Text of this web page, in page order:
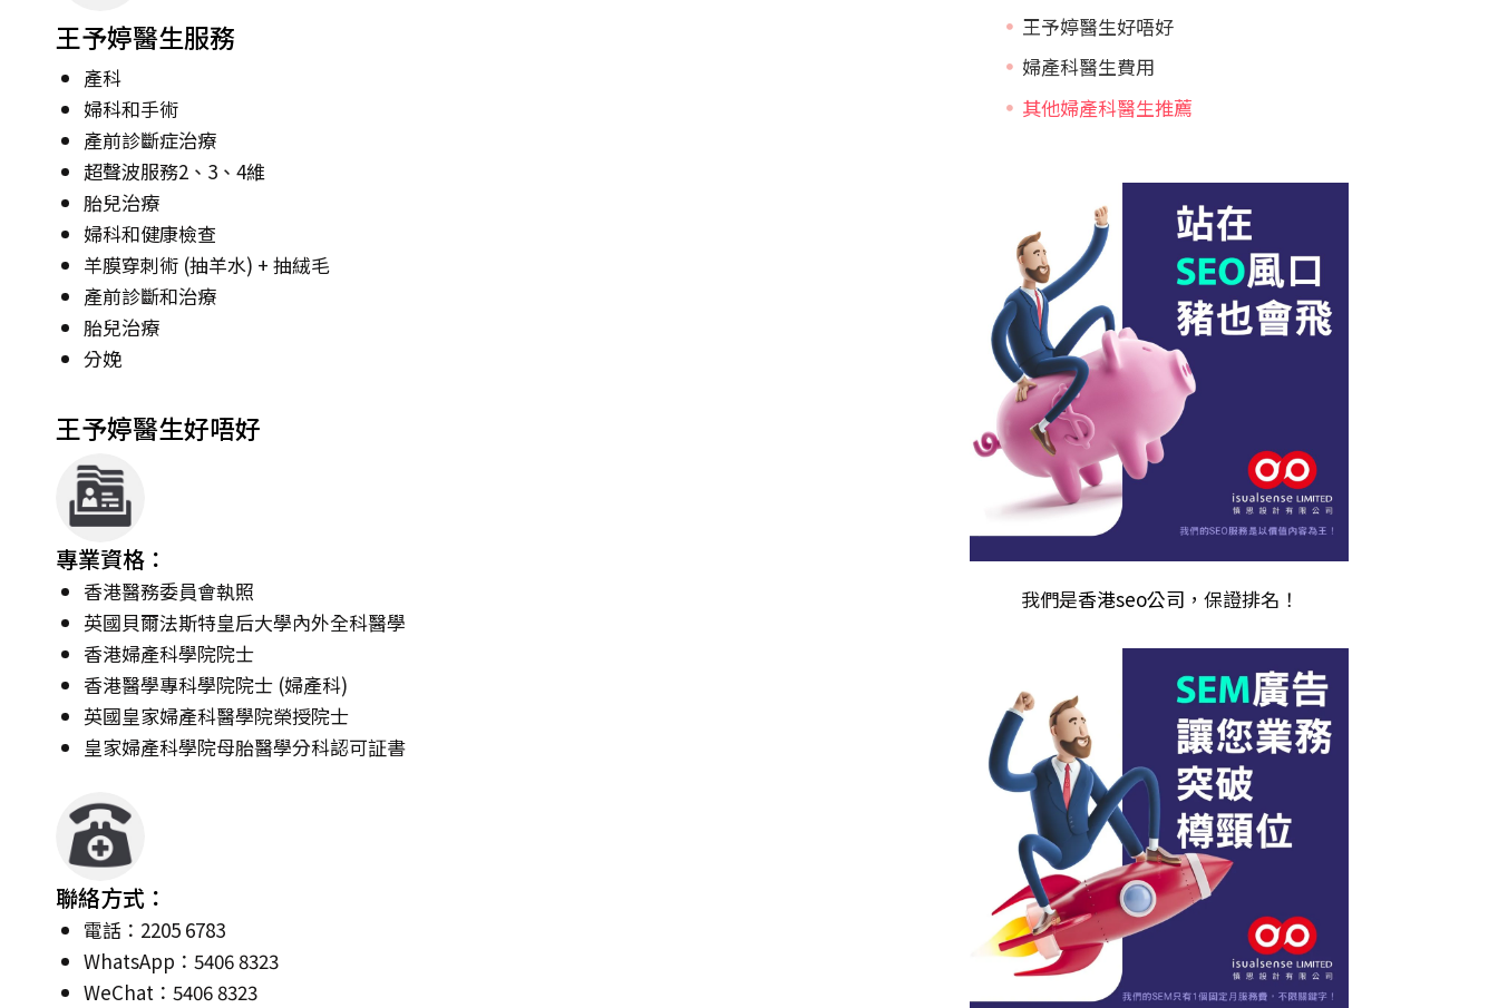
王予婷醫生服務
產科
婦科和手術
產前診斷症治療
超聲波服務2、3、4維
胎兒治療
婦科和健康檢查
羊膜穿刺術 (抽羊水) + 抽絨毛
產前診斷和治療
胎兒治療
分娩
王予婷醫生好唔好
專業資格：
香港醫務委員會執照
英國貝爾法斯特皇后大學內外全科醫學
香港婦產科學院院士
香港醫學專科學院院士 (婦產科)
英國皇家婦產科醫學院榮授院士
皇家婦產科學院母胎醫學分科認可証書
聯絡方式：
電話：2205 6783
WhatsApp：5406 8323
WeChat：5406 8323
王予婷醫生好唔好
婦產科醫生費用
其他婦產科醫生推薦
我們是香港seo公司 ，保證排名！